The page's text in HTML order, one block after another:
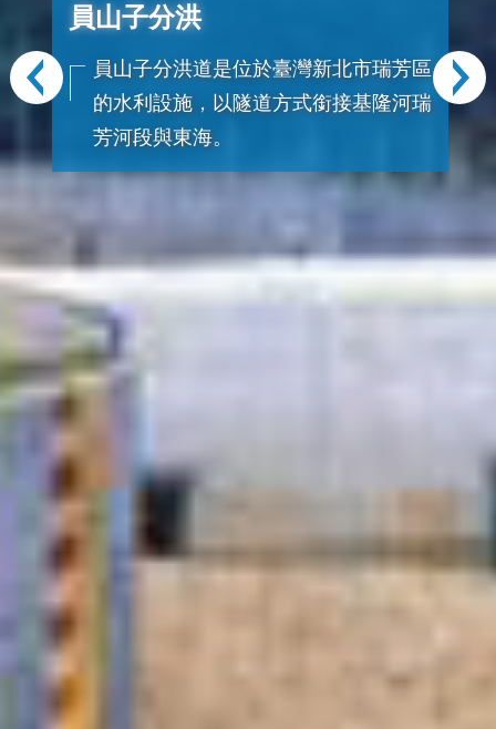
基隆河
基隆河是位於臺灣北部的河川，也是淡
水河三大上游支流之一，全長86.4公
里，橫跨新北市、基隆市與臺北市。